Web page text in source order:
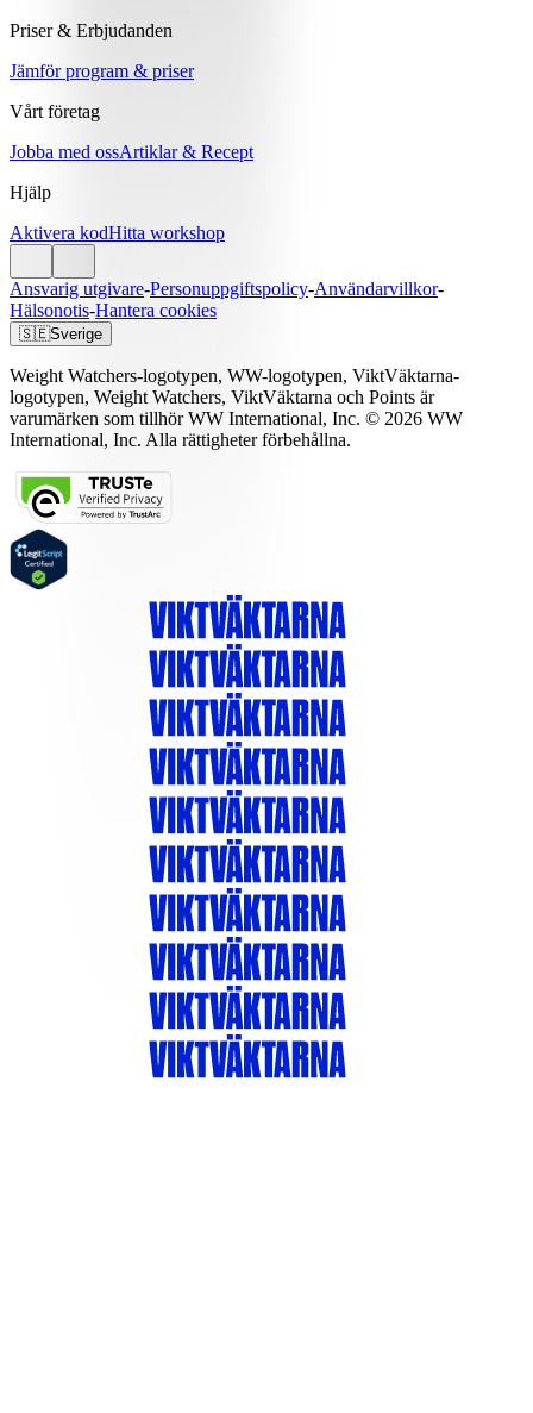
Priser & Erbjudanden
Jämför program & priser
Vårt företag
Jobba med ossArtiklar & Recept
Hjälp
Aktivera kodHitta workshop
Ansvarig utgivare-Personuppgiftspolicy-Användarvillkor-
Hälsonotis-Hantera cookies
🇸🇪Sverige
Weight Watchers-logotypen, WW-logotypen, ViktVäktarna-
logotypen, Weight Watchers, ViktVäktarna och Points är
varumärken som tillhör WW International, Inc. © 2026 WW
International, Inc. Alla rättigheter förbehållna.